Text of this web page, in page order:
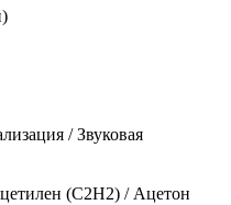
/ Звуковая
(С2Н2) / Ацетон